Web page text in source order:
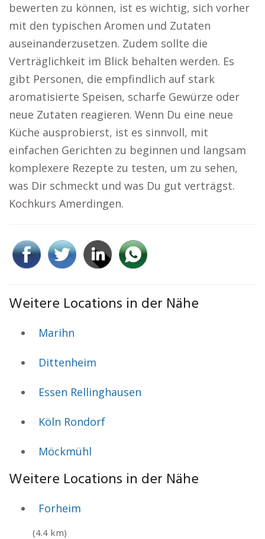
bewerten zu können, ist es wichtig, sich vorher
mit den typischen Aromen und Zutaten
auseinanderzusetzen. Zudem sollte die
Verträglichkeit im Blick behalten werden. Es
gibt Personen, die empfindlich auf stark
aromatisierte Speisen, scharfe Gewürze oder
neue Zutaten reagieren. Wenn Du eine neue
Küche ausprobierst, ist es sinnvoll, mit
einfachen Gerichten zu beginnen und langsam
komplexere Rezepte zu testen, um zu sehen,
was Dir schmeckt und was Du gut verträgst.
Kochkurs Amerdingen.
Weitere Locations in der Nähe
Marihn
Dittenheim
Essen Rellinghausen
Köln Rondorf
Möckmühl
Weitere Locations in der Nähe
Forheim
(4.4 km)